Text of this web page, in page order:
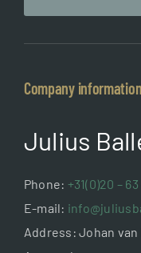
Company information
Julius
Phone: +31(0)20 –
E-mail:
Address: Johan van